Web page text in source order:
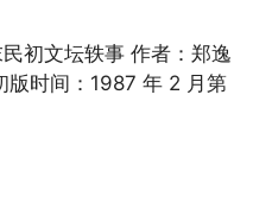
初文坛轶事 作者：郑逸
版时间：1987 年 2 月第